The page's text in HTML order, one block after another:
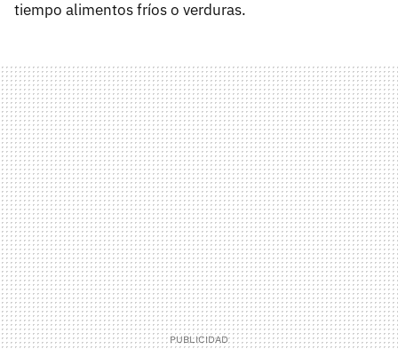
tiempo alimentos fríos o verduras.